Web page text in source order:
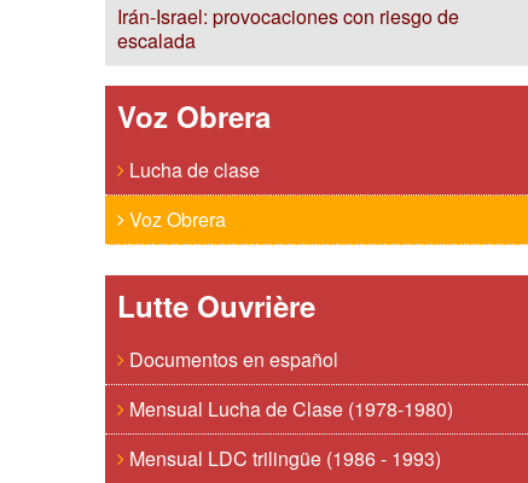
Irán-Israel: provocaciones con riesgo de
escalada
Voz Obrera
Lucha de clase
Voz Obrera
Lutte Ouvrière
Documentos en español
Mensual Lucha de Clase (1978-1980)
Mensual LDC trilingüe (1986 - 1993)